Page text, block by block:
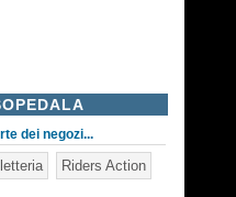
dei negozi...
Riders Action